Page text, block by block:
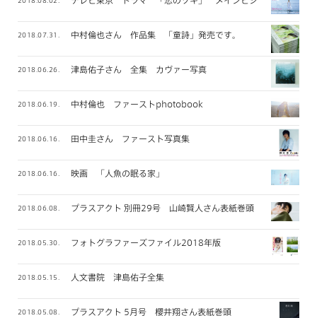
2018.07.31. 中村倫也さん 作品集 「童詩」発売です。
2018.06.26. 津島佑子さん 全集 カヴァー写真
2018.06.19. 中村倫也 ファーストphotobook
2018.06.16. 田中圭さん ファースト写真集
2018.06.16. 映画 「人魚の眠る家」
2018.06.08. プラスアクト 別冊29号 山崎賢人さん表紙巻頭
2018.05.30. フォトグラファーズファイル2018年版
2018.05.15. 人文書院 津島佑子全集
2018.05.08. プラスアクト 5月号 櫻井翔さん表紙巻頭